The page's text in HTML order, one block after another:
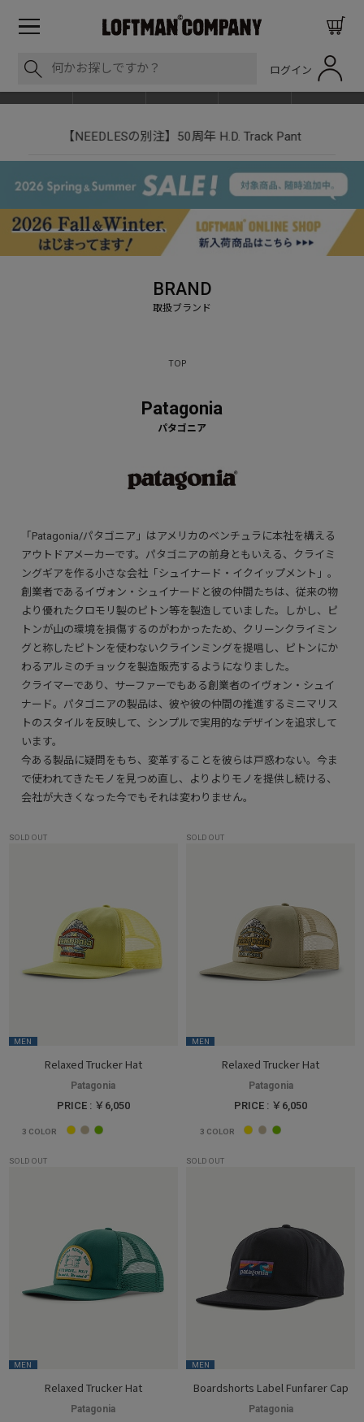
ログイン
【NEEDLESの別注】50周年 H.D. Track Pant
BRAND
TOP
Patagonia
「Patagonia/パタゴニア」はアメリカのベンチュラに本社を構える
アウトドアメーカーです。パタゴニアの前身ともいえる、クライミ
ングギアを作る小さな会社「シュイナード・イクイップメント」。
創業者であるイヴォン・シュイナードと彼の仲間たちは、従来の物
より優れたクロモリ製のピトン等を製造していました。しかし、ピ
トンが山の環境を損傷するのがわかったため、クリーンクライミン
グと称したピトンを使わないクラインミングを提唱し、ピトンにか
わるアルミのチョックを製造販売するようになりました。
クライマーであり、サーファーでもある創業者のイヴォン・シュイ
ナード。パタゴニアの製品は、彼や彼の仲間の推進するミニマリス
トのスタイルを反映して、シンプルで実用的なデザインを追求して
います。
今ある製品に疑問をもち、変革することを彼らは戸惑わない。今ま
で使われてきたモノを見つめ直し、よりよりモノを提供し続ける、
会社が大きくなった今でもそれは変わりません。
SOLD OUT
MEN
Relaxed Trucker Hat
Patagonia
PRICE : ￥6,050
3 COLOR
SOLD OUT
MEN
Relaxed Trucker Hat
Patagonia
PRICE : ￥6,050
3 COLOR
SOLD OUT
MEN
Relaxed Trucker Hat
Patagonia
SOLD OUT
MEN
Boardshorts Label Funfarer Cap
Patagonia